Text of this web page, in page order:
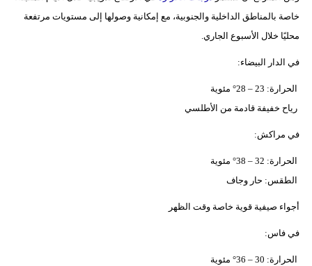
خاصة بالمناطق الداخلية والجنوبية، مع إمكانية وصولها إلى مستويات مرتفعة
محليًا خلال الأسبوع الجاري.
في الدار البيضاء:
الحرارة: 23 – 28° مئوية
رياح خفيفة قادمة من الأطلسي
في مراكش:
الحرارة: 32 – 38° مئوية
الطقس: حار وجاف
أجواء صيفية قوية خاصة وقت الظهر
في فاس:
الحرارة: 30 – 36° مئوية